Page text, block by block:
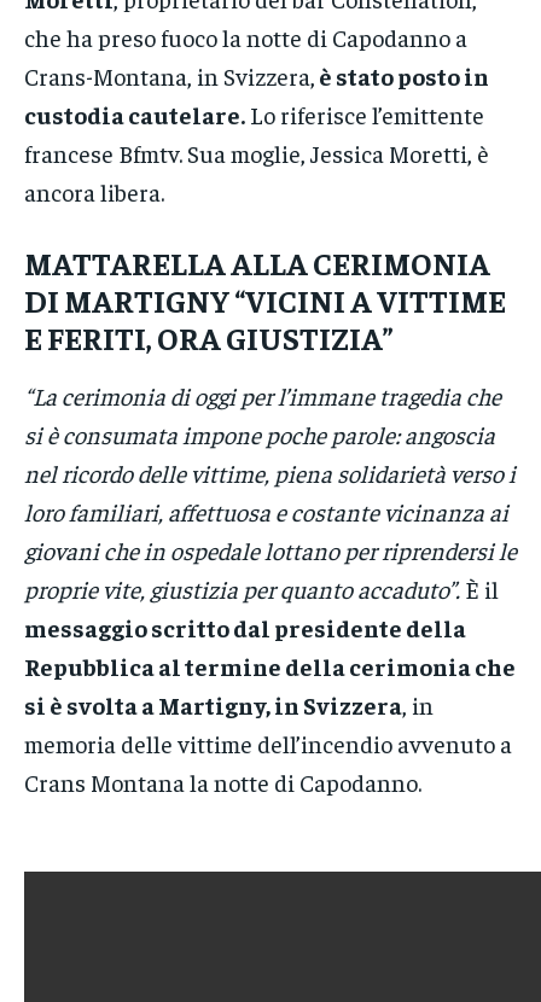
che ha preso fuoco la notte di Capodanno a
Crans-Montana, in Svizzera, è stato posto in
custodia cautelare. Lo riferisce l’emittente
francese Bfmtv. Sua moglie, Jessica Moretti, è
ancora libera.
MATTARELLA ALLA CERIMONIA
DI MARTIGNY “VICINI A VITTIME
E FERITI, ORA GIUSTIZIA”
“La cerimonia di oggi per l’immane tragedia che
si è consumata impone poche parole: angoscia
nel ricordo delle vittime, piena solidarietà verso i
loro familiari, affettuosa e costante vicinanza ai
giovani che in ospedale lottano per riprendersi le
proprie vite, giustizia per quanto accaduto”. È il
messaggio scritto dal presidente della
Repubblica al termine della cerimonia che
si è svolta a Martigny, in Svizzera , in
memoria delle vittime dell’incendio avvenuto a
Crans Montana la notte di Capodanno.